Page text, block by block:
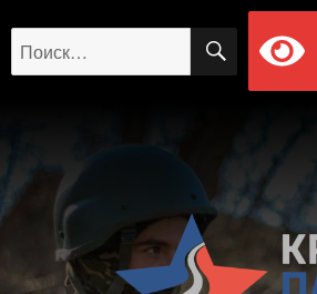
Искать: ПОИСК